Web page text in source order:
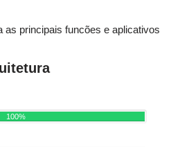
as principais funcões e aplicativos
100%